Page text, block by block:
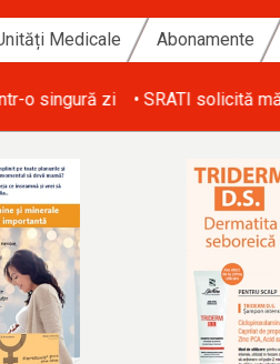
Medicale Abonamente
echitabilă a personalului medical